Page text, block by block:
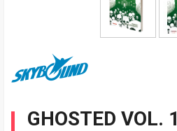
GHOSTED VOL. 1